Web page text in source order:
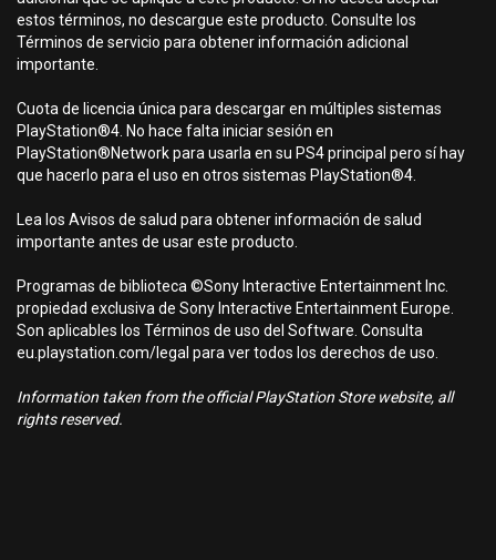
estos términos, no descargue este producto. Consulte los
Términos de servicio para obtener información adicional
importante.
Cuota de licencia única para descargar en múltiples sistemas
PlayStation®4. No hace falta iniciar sesión en
PlayStation®Network para usarla en su PS4 principal pero sí hay
que hacerlo para el uso en otros sistemas PlayStation®4.
Lea los Avisos de salud para obtener información de salud
importante antes de usar este producto.
Programas de biblioteca ©Sony Interactive Entertainment Inc.
propiedad exclusiva de Sony Interactive Entertainment Europe.
Son aplicables los Términos de uso del Software. Consulta
eu.playstation.com/legal para ver todos los derechos de uso.
Information taken from the official PlayStation Store website, all
rights reserved.